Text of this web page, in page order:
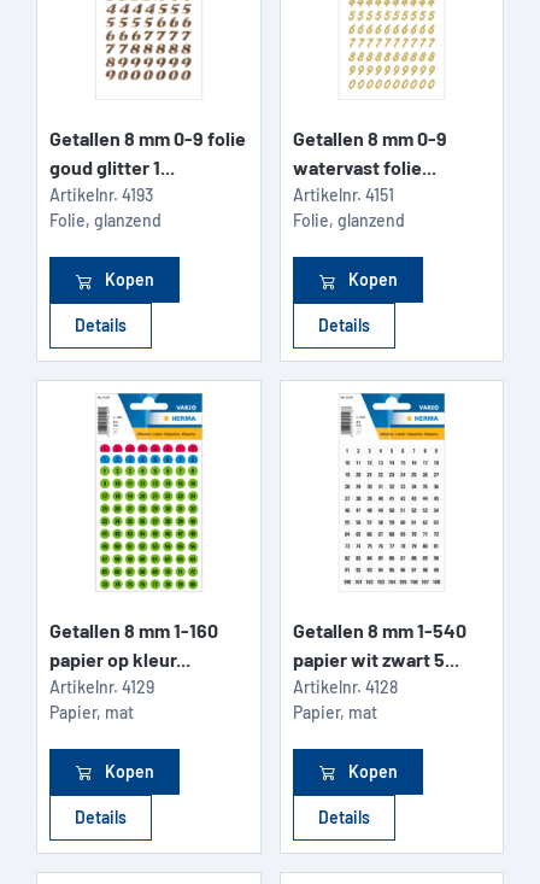
Getallen 8 mm 0-9 folie
goud glitter 1...
Artikelnr. 4193
Folie, glanzend
Kopen
Details
Getallen 8 mm 0-9
watervast folie...
Artikelnr. 4151
Folie, glanzend
Kopen
Details
Getallen 8 mm 1-160
papier op kleur...
Artikelnr. 4129
Papier, mat
Kopen
Details
Getallen 8 mm 1-540
papier wit zwart 5...
Artikelnr. 4128
Papier, mat
Kopen
Details